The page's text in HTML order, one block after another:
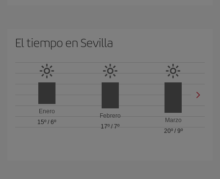
El tiempo en Sevilla
Enero
15º /6º
Febrero
17º / 7º
Marzo
20º/ 9º